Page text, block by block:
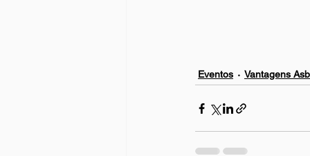
Eventos Vantagens